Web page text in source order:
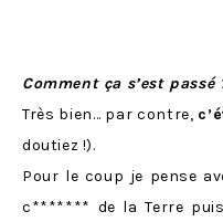
Comment ça s’est passé
Très bien… par contre,
doutiez !).
Pour le coup je pense
c******* de la Terre